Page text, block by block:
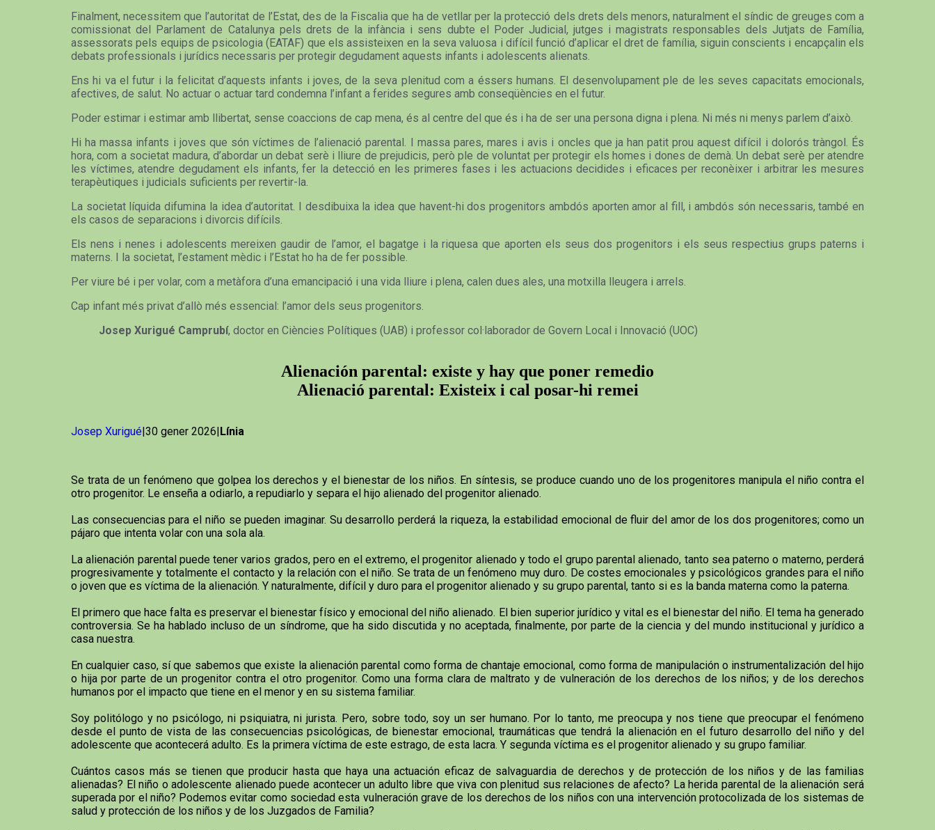
Finalment, necessitem que l’autoritat de l’Estat, des de la Fiscalia que ha de vetllar per la protecció dels drets dels menors, naturalment el síndic de greuges com a
comissionat del Parlament de Catalunya pels drets de la infància i sens dubte el Poder Judicial, jutges i magistrats responsables dels Jutjats de Família,
assessorats pels equips de psicologia (EATAF) que els assisteixen en la seva valuosa i difícil funció d’aplicar el dret de família, siguin conscients i encapçalin els
debats professionals i jurídics necessaris per protegir degudament aquests infants i adolescents alienats.
Ens hi va el futur i la felicitat d’aquests infants i joves, de la seva plenitud com a éssers humans. El desenvolupament ple de les seves capacitats emocionals,
afectives, de salut. No actuar o actuar tard condemna l’infant a ferides segures amb conseqüències en el futur.
Poder estimar i estimar amb llibertat, sense coaccions de cap mena, és al centre del que és i ha de ser una persona digna i plena. Ni més ni menys parlem d’això.
Hi ha massa infants i joves que són víctimes de l’alienació parental. I massa pares, mares i avis i oncles que ja han patit prou aquest difícil i dolorós tràngol. És
hora, com a societat madura, d’abordar un debat serè i lliure de prejudicis, però ple de voluntat per protegir els homes i dones de demà. Un debat serè per atendre
les víctimes, atendre degudament els infants, fer la detecció en les primeres fases i les actuacions decidides i eficaces per reconèixer i arbitrar les mesures
terapèutiques i judicials suficients per revertir-la.
La societat líquida difumina la idea d’autoritat. I desdibuixa la idea que havent-hi dos progenitors ambdós aporten amor al fill, i ambdós són necessaris, també en
els casos de separacions i divorcis difícils.
Els nens i nenes i adolescents mereixen gaudir de l’amor, el bagatge i la riquesa que aporten els seus dos progenitors i els seus respectius grups paterns i
materns. I la societat, l’estament mèdic i l’Estat ho ha de fer possible.
Per viure bé i per volar, com a metàfora d’una emancipació i una vida lliure i plena, calen dues ales, una motxilla lleugera i arrels.
Cap infant més privat d’allò més essencial: l’amor dels seus progenitors.
Josep Xurigué Camprubí, doctor en Ciències Polítiques (UAB) i professor col·laborador de Govern Local i Innovació (UOC)
Alienación parental: existe y hay que poner remedio
Alienació parental: Existeix i cal posar-hi remei
Josep Xurigué |30 gener 2026| Línia
Se trata de un fenómeno que golpea los derechos y el bienestar de los niños. En síntesis, se produce cuando uno de los progenitores manipula el niño contra el
otro progenitor. Le enseña a odiarlo, a repudiarlo y separa el hijo alienado del progenitor alienado.
Las consecuencias para el niño se pueden imaginar. Su desarrollo perderá la riqueza, la estabilidad emocional de fluir del amor de los dos progenitores; como un
pájaro que intenta volar con una sola ala.
La alienación parental puede tener varios grados, pero en el extremo, el progenitor alienado y todo el grupo parental alienado, tanto sea paterno o materno, perderá
progresivamente y totalmente el contacto y la relación con el niño. Se trata de un fenómeno muy duro. De costes emocionales y psicológicos grandes para el niño
o joven que es víctima de la alienación. Y naturalmente, difícil y duro para el progenitor alienado y su grupo parental, tanto si es la banda materna como la paterna.
El primero que hace falta es preservar el bienestar físico y emocional del niño alienado. El bien superior jurídico y vital es el bienestar del niño. El tema ha generado
controversia. Se ha hablado incluso de un síndrome, que ha sido discutida y no aceptada, finalmente, por parte de la ciencia y del mundo institucional y jurídico a
casa nuestra.
En cualquier caso, sí que sabemos que existe la alienación parental como forma de chantaje emocional, como forma de manipulación o instrumentalización del hijo
o hija por parte de un progenitor contra el otro progenitor. Como una forma clara de maltrato y de vulneración de los derechos de los niños; y de los derechos
humanos por el impacto que tiene en el menor y en su sistema familiar.
Soy politólogo y no psicólogo, ni psiquiatra, ni jurista. Pero, sobre todo, soy un ser humano. Por lo tanto, me preocupa y nos tiene que preocupar el fenómeno
desde el punto de vista de las consecuencias psicológicas, de bienestar emocional, traumáticas que tendrá la alienación en el futuro desarrollo del niño y del
adolescente que acontecerá adulto. Es la primera víctima de este estrago, de esta lacra. Y segunda víctima es el progenitor alienado y su grupo familiar.
Cuántos casos más se tienen que producir hasta que haya una actuación eficaz de salvaguardia de derechos y de protección de los niños y de las familias
alienadas? El niño o adolescente alienado puede acontecer un adulto libre que viva con plenitud sus relaciones de afecto? La herida parental de la alienación será
superada por el niño? Podemos evitar como sociedad esta vulneración grave de los derechos de los niños con una intervención protocolizada de los sistemas de
salud y protección de los niños y de los Juzgados de Familia?